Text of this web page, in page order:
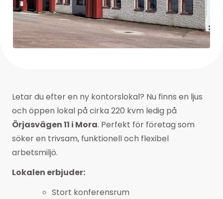
Letar du efter en ny kontorslokal? Nu finns en ljus
och öppen lokal på cirka 220 kvm ledig på
Örjasvägen 11 i Mora. Perfekt för företag som
söker en trivsam, funktionell och flexibel
arbetsmiljö.
Lokalen erbjuder:
Stort konferensrum